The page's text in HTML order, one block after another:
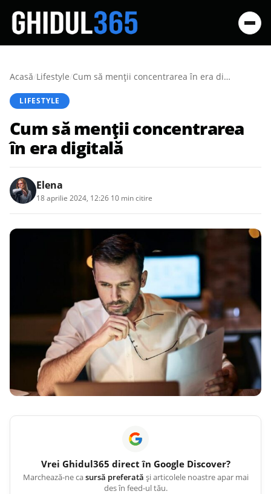
Acasă/Lifestyle/ Cum să menții concentrarea în era digitală
LIFESTYLE
Cum să menții concentrarea
în era digitală
Elena
18 aprilie 2024, 12:26 10 min citire
Vrei Ghidul365 direct în Google Discover?
Marchează-ne casursă preferată și articolele noastre apar mai
des în feed-ul tău.